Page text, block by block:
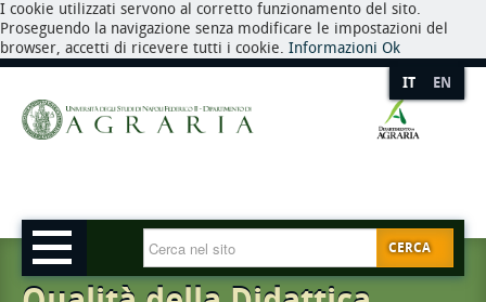
I cookie utilizzati servono al corretto funzionamento del sito.
Proseguendo la navigazione senza modificare le impostazioni del
browser, accetti di ricevere tutti i cookie. Informazioni Ok
IT EN
CERCA